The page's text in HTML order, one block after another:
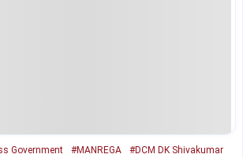
Government #MANREGA
#DCM DK Shivakumar